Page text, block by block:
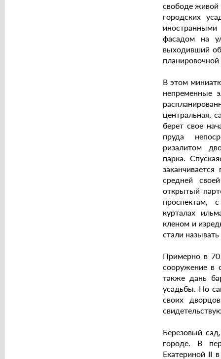
свободе живой
городских
фасадом на
выходивший
В этом
непременные
центральная,
берет свое
пруда
ризалитом
парка.
средней
открытый
проспектам,
курталах
кленом и
стали
Примерно в 70
сооружение в
также дань
усадьбы. Но
своих
Березовый
городе. В
Екатериной II